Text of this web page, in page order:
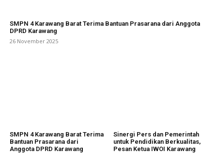
SMPN 4 Karawang Barat Terima Bantuan Prasarana dari Anggota
DPRD Karawang
26 November 2025
SMPN 4 Karawang Barat Terima
Bantuan Prasarana dari
Anggota DPRD Karawang
Sinergi Pers dan Pemerintah
untuk Pendidikan Berkualitas,
Pesan Ketua IWOI Karawang